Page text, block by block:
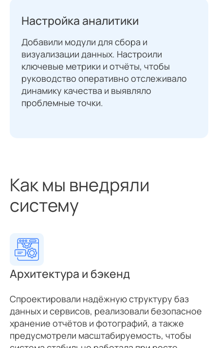
Настройка аналитики
Добавили модули для сбора и
визуализации данных. Настроили
ключевые метрики и отчёты, чтобы
руководство оперативно отслеживало
динамику качества и выявляло
проблемные точки.
Как мы внедряли
систему
Архитектура и бэкенд
Спроектировали надёжную структуру баз
данных и сервисов, реализовали безопасное
хранение отчётов и фотографий, а также
предусмотрели масштабируемость, чтобы